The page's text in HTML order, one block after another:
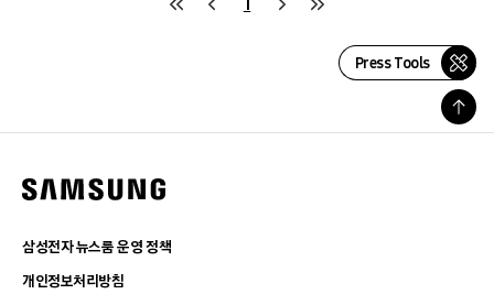
Press Tools
삼성전자 뉴스룸 운영 정책
개인정보처리방침